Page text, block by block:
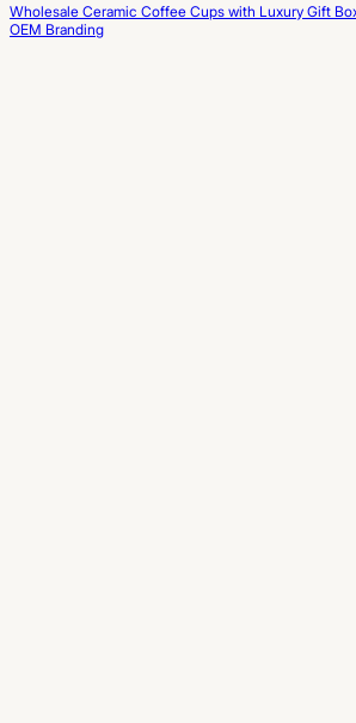
Wholesale Ceramic Coffee Cups with Luxury Gift
OEM Branding